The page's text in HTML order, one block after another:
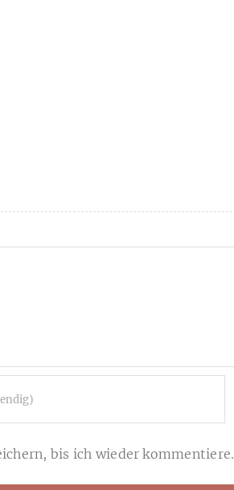
bis ich wieder kommentiere.